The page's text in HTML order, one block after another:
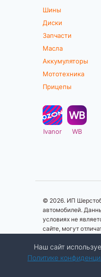
Шины
Диски
Запчасти
Масла
Аккумуляторы
Мототехника
Прицепы
Ivanor WB
© 2026. ИП
автомобилей.
условиях не
сайте, могут
Разработка сайта:
Наш сайт
Политике